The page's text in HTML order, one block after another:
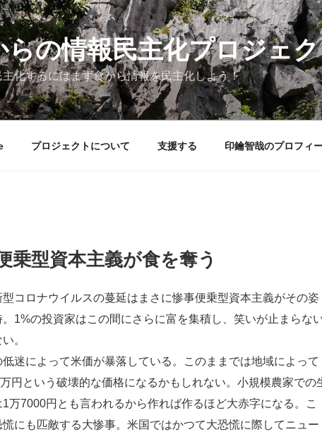
らの情報民主化プロジェ
主化するにはまず食から情報を民主化しよう！
プロジェクトについて 支援する 印鑰智哉のプロフィ
乗型資本主義が食を奪う
コロナウイルスの蔓延はまさに惨事便乗型資本主義がその姿
。1%の投資家はこの間にさらに富を集積し、笑いが止まらな
。
迷によって米価が暴落している。このままでは地域によって
円という破壊的な価格になるかもしれない。小規模農家での
1万7000円とも言われるから作れば作るほど大赤字になる。こ
慌にも匹敵する大惨事。米国ではかつて大恐慌に際してニュー